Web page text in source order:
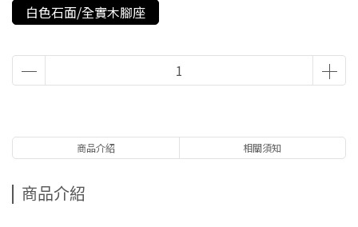
白色石面/全實木腳座
商品介紹 相關須知
商品介紹